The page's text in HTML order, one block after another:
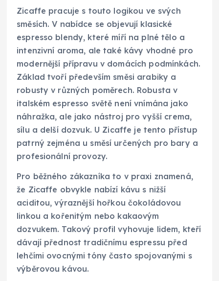
Zicaffe pracuje s touto logikou ve svých
směsích. V nabídce se objevují klasické
espresso blendy, které míří na plné tělo a
intenzivní aroma, ale také kávy vhodné pro
modernější přípravu v domácích podmínkách.
Základ tvoří především směsi arabiky a
robusty v různých poměrech. Robusta v
italském espresso světě není vnímána jako
náhražka, ale jako nástroj pro vyšší crema,
sílu a delší dozvuk. U Zicaffe je tento přístup
patrný zejména u směsí určených pro bary a
profesionální provozy.
Pro běžného zákazníka to v praxi znamená,
že Zicaffe obvykle nabízí kávu s nižší
aciditou, výraznější hořkou čokoládovou
linkou a kořenitým nebo kakaovým
dozvukem. Takový profil vyhovuje lidem, kteří
dávají přednost tradičnímu espressu před
lehčími ovocnými tóny často spojovanými s
výběrovou kávou.